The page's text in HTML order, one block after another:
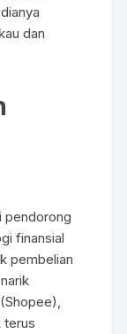
dan
pendorong
finansial
pembelian
terus